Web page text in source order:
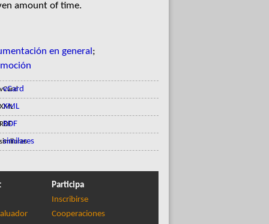
amount of time.
en general ;
vCard
XML
RDF
similares
Participa
Inscribirse
Cooperaciones